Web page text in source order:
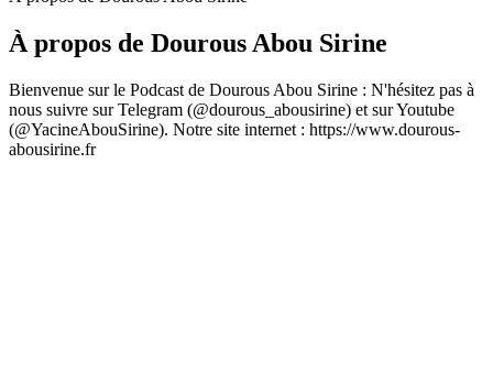
À propos de Dourous Abou Sirine
Bienvenue sur le Podcast de Dourous Abou Sirine : N'hésitez pas à
nous suivre sur Telegram (@dourous_abousirine) et sur Youtube
(@YacineAbouSirine). Notre site internet : https://www.dourous-
abousirine.fr